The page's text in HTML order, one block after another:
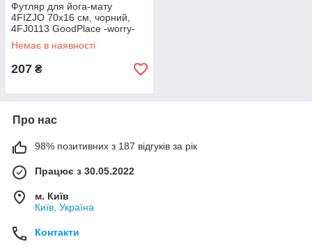
Футляр для йога-мату
4FIZJO 70x16 см, чорний,
4FJ0113 GoodPlace -worry-
free-shopping-
Немає в наявності
207 ₴
Про нас
98% позитивних з 187 відгуків за рік
Працює з 30.05.2022
м. Київ
Київ, Україна
Контакти